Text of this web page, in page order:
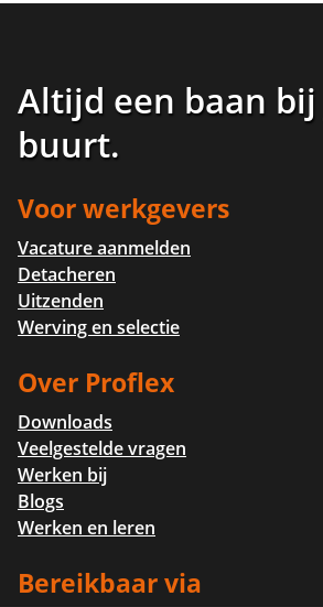
Altijd een baan
buurt.
Voor werkgevers
Vacature aanmelden
Detacheren
Uitzenden
Werving en selectie
Over Proflex
Downloads
Veelgestelde vragen
Werken bij
Blogs
Werken en leren
Bereikbaar via